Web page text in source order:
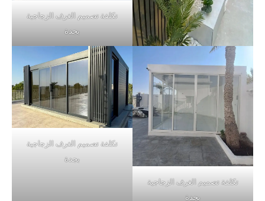
تكلفة تصميم الغرف الزجاجية
بجدة
تكلفة تصميم الغرف الزجاجية
بجدة
تكلفة تصميم الغرف الزجاجية
بجدة